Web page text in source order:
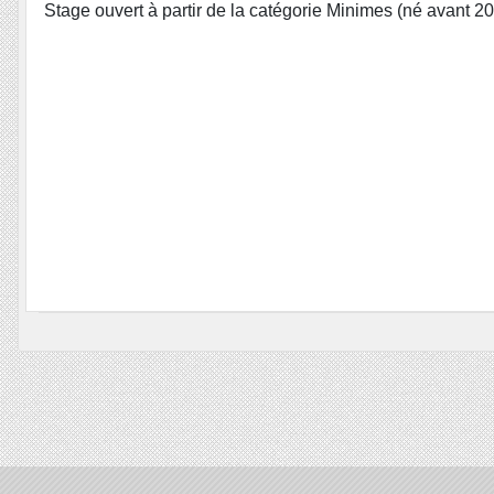
Stage ouvert à partir de la catégorie Minimes (né avant